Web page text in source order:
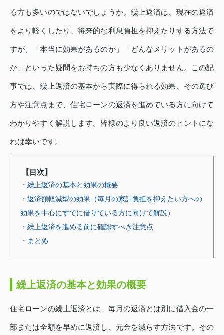
る方も多いのではないでしょうか。繰上返済は、現在の返済
をより軽くしたり、将来的な利息負担を抑えたりする方法で
すが、「本当に効果があるのか」「どんなメリットがあるの
か」といった疑問をお持ちの方も少なくありません。この記
事では、繰上返済の基本から実際に得られる効果、その選び
方や注意点まで、住宅ローンの返済を進めている方に向けて
わかりやすく解説します。皆様のより良い返済のヒントにな
れば幸いです。
【目次】
・繰上返済の基本と効果の概要
・返済額軽減型の効果（毎月の家計負担を抑えたい方への
効果を中心にすでに借りている方に向けて解説）
・繰上返済を進める前に確認すべき注意点
・まとめ
繰上返済の基本と効果の概要
住宅ローンの繰上返済とは、毎月の返済とは別に借入金の一
部または全額を早めに返済し、元金を減らす方法です。その